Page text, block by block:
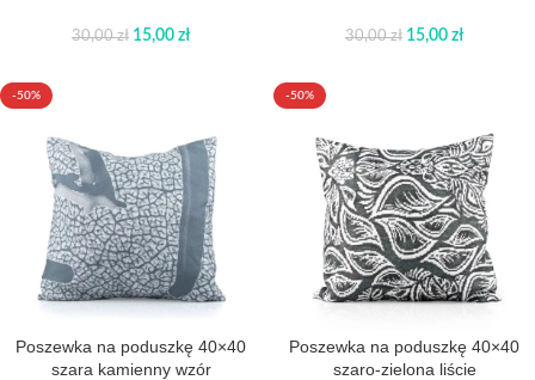
30,00zł 15,00 zł 30,00zł 15,00 zł
-50%
Poszewka na poduszkę 40×40
szara kamienny wzór
-50%
Poszewka na poduszkę 40×40
szaro-zielona liście